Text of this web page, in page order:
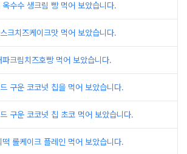
옥수수 생크림 빵 먹어 보았습니다.
크치즈케이크맛 먹어 보았습니다.
파크림치즈호빵 먹어 보았습니다.
구운 코코넛 칩을 먹어 보았습니다.
구운 코코넛 칩 초코 먹어 보았습니다.
떡 롤케이크 플레인 먹어 보았습니다.